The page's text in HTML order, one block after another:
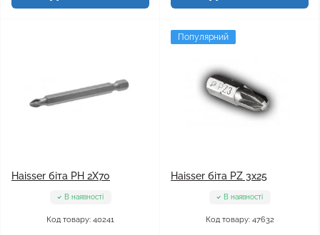
Haisser біта PH 2X70
В наявності
Код товару: 40241
Популярний
Haisser біта PZ 3x25
В наявності
Код товару: 47632